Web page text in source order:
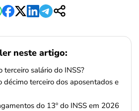
neste artigo:
terceiro salário do INSS?
décimo terceiro dos aposentados e
do 13º do INSS em 2026